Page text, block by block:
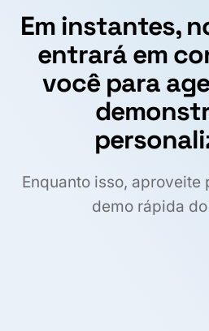
Em instantes,
entrará em
você para
Enquanto isso, aproveite
demo rápida